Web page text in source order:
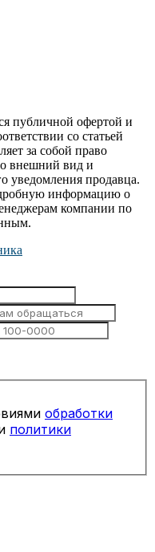
публичной офертой и
со статьей
за собой право
внешний вид и
уведомления продавца.
информацию о
компании по
обработки
политики